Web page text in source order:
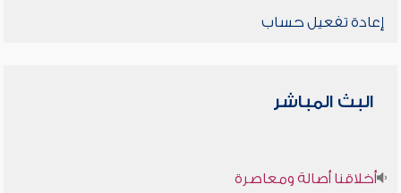
إعادة تفعيل حساب
البث المباشر
أخلاقنا أصالة ومعاصرة